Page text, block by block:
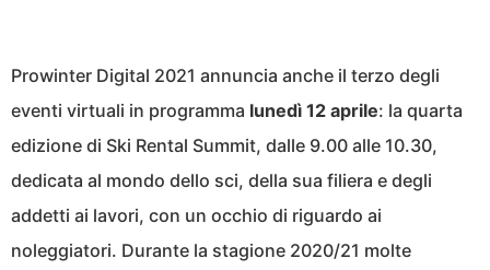
Prowinter Digital 2021 annuncia anche il terzo degli
eventi virtuali in programma lunedì 12 aprile: la quarta
edizione di Ski Rental Summit, dalle 9.00 alle 10.30,
dedicata al mondo dello sci, della sua filiera e degli
addetti ai lavori, con un occhio di riguardo ai
noleggiatori. Durante la stagione 2020/21 molte